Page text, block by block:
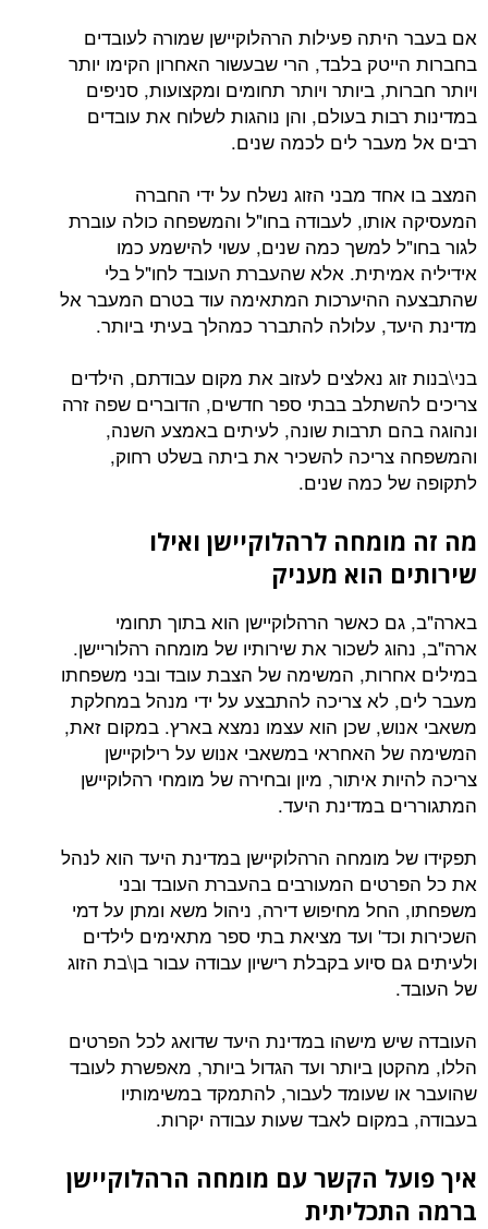
אם בעבר היתה פעילות הרהלוקיישן שמורה לעובדים
בחברות הייטק בלבד, הרי שבעשור האחרון הקימו יותר
ויותר חברות, ביותר ויותר תחומים ומקצועות, סניפים
במדינות רבות בעולם, והן נוהגות לשלוח את עובדים
רבים אל מעבר לים לכמה שנים.
המצב בו אחד מבני הזוג נשלח על ידי החברה
המעסיקה אותו, לעבודה בחו"ל והמשפחה כולה עוברת
לגור בחו"ל למשך כמה שנים, עשוי להישמע כמו
אידיליה אמיתית. אלא שהעברת העובד לחו"ל בלי
שהתבצעה ההיערכות המתאימה עוד בטרם המעבר אל
מדינת היעד, עלולה להתברר כמהלך בעיתי ביותר.
בני\בנות זוג נאלצים לעזוב את מקום עבודתם, הילדים
צריכים להשתלב בבתי ספר חדשים, הדוברים שפה זרה
ונהוגה בהם תרבות שונה, לעיתים באמצע השנה,
והמשפחה צריכה להשכיר את ביתה בשלט רחוק,
לתקופה של כמה שנים.
מה זה מומחה לרהלוקיישן ואילו
שירותים הוא מעניק
בארה"ב, גם כאשר הרהלוקיישן הוא בתוך תחומי
ארה"ב, נהוג לשכור את שירותיו של מומחה רהלוריישן.
במילים אחרות, המשימה של הצבת עובד ובני משפחתו
מעבר לים, לא צריכה להתבצע על ידי מנהל במחלקת
משאבי אנוש, שכן הוא עצמו נמצא בארץ. במקום זאת,
המשימה של האחראי במשאבי אנוש על רילוקיישן
צריכה להיות איתור, מיון ובחירה של מומחי רהלוקיישן
המתגוררים במדינת היעד.
תפקידו של מומחה הרהלוקיישן במדינת היעד הוא לנהל
את כל הפרטים המעורבים בהעברת העובד ובני
משפחתו, החל מחיפוש דירה, ניהול משא ומתן על דמי
השכירות וכד' ועד מציאת בתי ספר מתאימים לילדים
ולעיתים גם סיוע בקבלת רישיון עבודה עבור בן\בת הזוג
של העובד.
העובדה שיש מישהו במדינת היעד שדואג לכל הפרטים
הללו, מהקטן ביותר ועד הגדול ביותר, מאפשרת לעובד
שהועבר או שעומד לעבור, להתמקד במשימותיו
בעבודה, במקום לאבד שעות עבודה יקרות.
איך פועל הקשר עם מומחה הרהלוקיישן
ברמה התכליתית